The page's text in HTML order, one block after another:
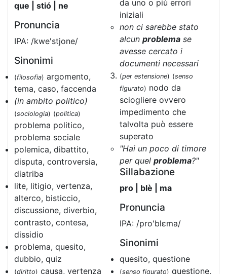
que | stió | ne
Pronuncia
IPA: /kwe'stjone/
Sinonimi
(filosofia) argomento,
tema, caso, faccenda
(in ambito politico)
(sociologia) (politica)
problema politico,
problema sociale
polemica, dibattito,
disputa, controversia,
diatriba
lite, litigio, vertenza,
alterco, bisticcio,
discussione, diverbio,
contrasto, contesa,
dissidio
problema, quesito,
dubbio, quiz
(diritto) causa, vertenza
da uno o più errori
iniziali
non ci sarebbe stato
alcun problema se
avesse cercato i
documenti necessari
(per estensione) (senso
figurato) nodo da
sciogliere ovvero
impedimento che
talvolta può essere
superato
"Hai un poco di timore
per quel problema?"
Sillabazione
pro | blè | ma
Pronuncia
IPA: /pro'blɛma/
Sinonimi
quesito, questione
(senso figurato) questione,